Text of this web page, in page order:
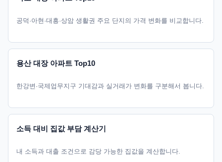
공덕·아현·대흥·상암 생활권 주요 단지의 가격 변화를 비교합니다.
용산 대장 아파트 Top10
한강변·국제업무지구 기대감과 실거래가 변화를 구분해서 봅니다.
소득 대비 집값 부담 계산기
내 소득과 대출 조건으로 감당 가능한 집값을 계산합니다.